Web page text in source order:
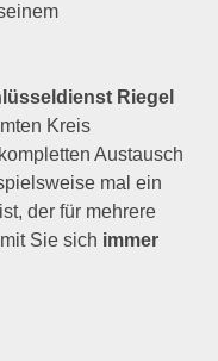
Riegel
Kreis
Austausch
mal ein
der für mehrere
Sie sich immer